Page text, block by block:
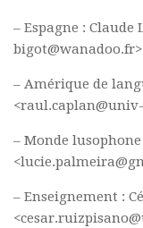
Polifonia
Concours
Programmes
Rapports
Agrégation et
« Au menu »
– Espagne : Claude
bigot@wanadoo.fr>
– Amérique de
– Monde
– Enseignement :